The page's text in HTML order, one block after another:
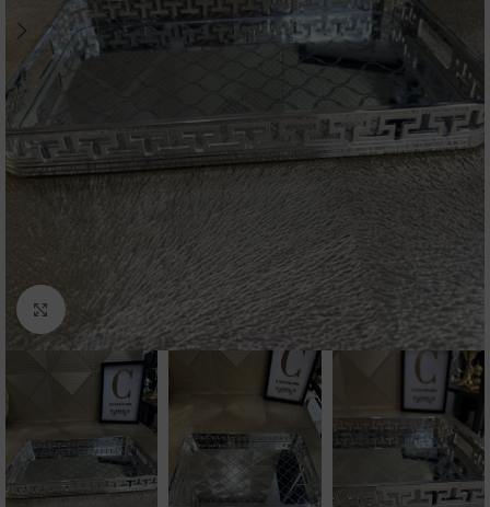
Click to enlarge